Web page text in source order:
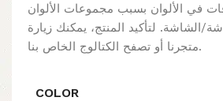
في الألوان بسبب مجموعات الألوان
الشاشة. لتأكيد المنتج، يمكنك زيارة
متجرنا أو تصفح الكتالوج الخاص بنا.
COLOR